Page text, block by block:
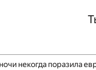
некогда поразила